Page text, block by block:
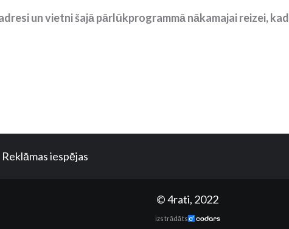
un vietni šajā pārlūkprogrammā nākamajai reizei, kad
Reklāmas iespējas
© 4rati, 2022
izstrādāts